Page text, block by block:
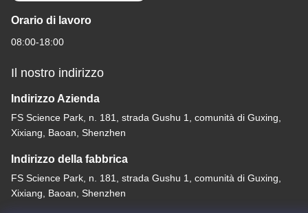
Orario di lavoro
08:00-18:00
Il nostro indirizzo
Indirizzo Azienda
FS Science Park, n. 181, strada Gushu 1, comunità di Guxing,
Xixiang, Baoan, Shenzhen
Indirizzo della fabbrica
FS Science Park, n. 181, strada Gushu 1, comunità di Guxing,
Xixiang, Baoan, Shenzhen